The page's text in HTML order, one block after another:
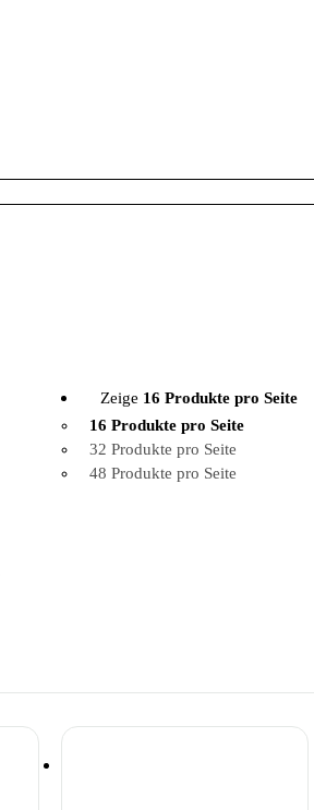
Zeige 16 Produkte pro Seite
16 Produkte pro Seite
32 Produkte pro Seite
48 Produkte pro Seite